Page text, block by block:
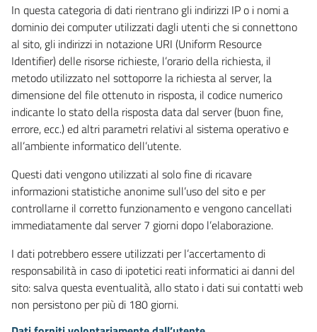
In questa categoria di dati rientrano gli indirizzi IP o i nomi a
dominio dei computer utilizzati dagli utenti che si connettono
al sito, gli indirizzi in notazione URI (Uniform Resource
Identifier) delle risorse richieste, l’orario della richiesta, il
metodo utilizzato nel sottoporre la richiesta al server, la
dimensione del file ottenuto in risposta, il codice numerico
indicante lo stato della risposta data dal server (buon fine,
errore, ecc.) ed altri parametri relativi al sistema operativo e
all’ambiente informatico dell’utente.
Questi dati vengono utilizzati al solo fine di ricavare
informazioni statistiche anonime sull’uso del sito e per
controllarne il corretto funzionamento e vengono cancellati
immediatamente dal server 7 giorni dopo l’elaborazione.
I dati potrebbero essere utilizzati per l’accertamento di
responsabilità in caso di ipotetici reati informatici ai danni del
sito: salva questa eventualità, allo stato i dati sui contatti web
non persistono per più di 180 giorni.